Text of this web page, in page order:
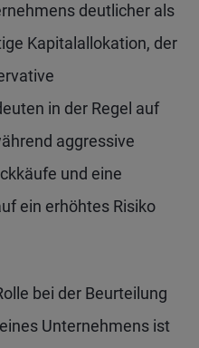
deutlicher als
Kapitalallokation, der
in der Regel auf
aggressive
und eine
ein erhöhtes Risiko
bei der Beurteilung
Unternehmens ist